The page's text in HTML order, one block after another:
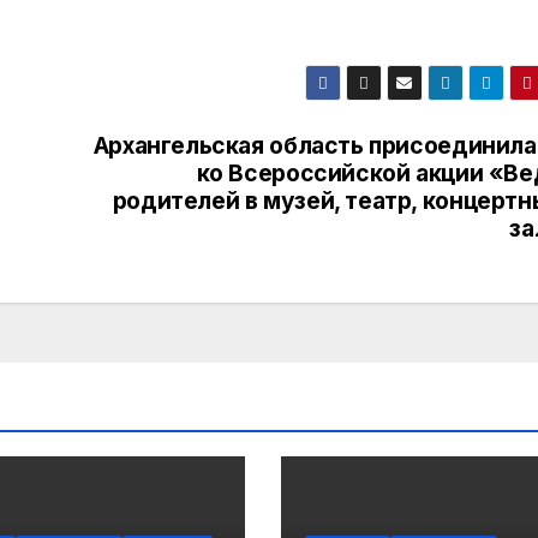
Архангельская область
ко Всероссийской акции
родителей в музей, театр,